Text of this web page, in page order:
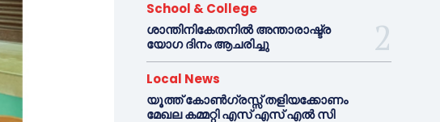
School & College
ശാന്തിനികേതനിൽ അന്താരാഷ്ട്ര
യോഗ ദിനം ആചരിച്ചു
Local News
യൂത്ത് കോൺഗ്രസ്സ് തളിയക്കോണം
മേഖല കമ്മറ്റി എസ് എസ് എൽ സി